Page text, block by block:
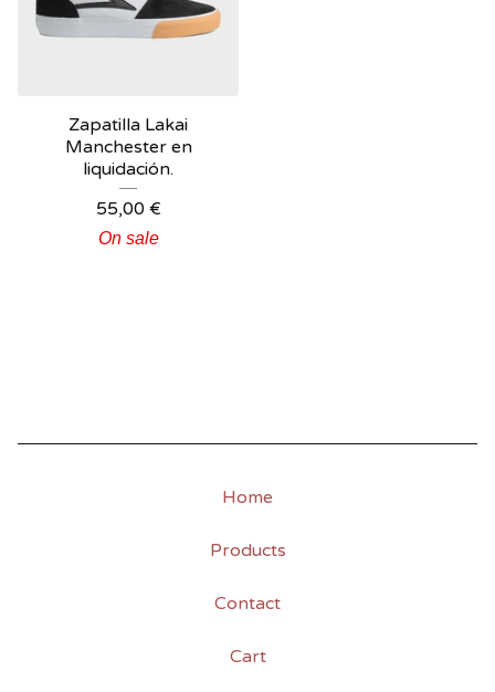
Zapatilla Lakai
Manchester en
liquidación.
55,00 €
On sale
Home
Products
Contact
Cart